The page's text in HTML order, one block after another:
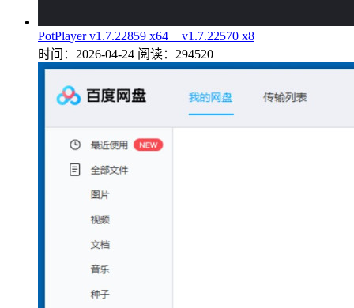
PotPlayer v1.7.22859 x64 + v1.7.22570 x8
时间：2026-04-24 阅读：294520